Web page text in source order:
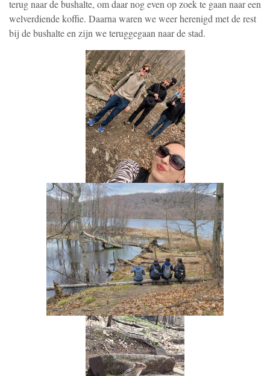
terug naar de bushalte, om daar nog even op zoek te gaan naar een
welverdiende koffie. Daarna waren we weer herenigd met de rest
bij de bushalte en zijn we teruggegaan naar de stad.